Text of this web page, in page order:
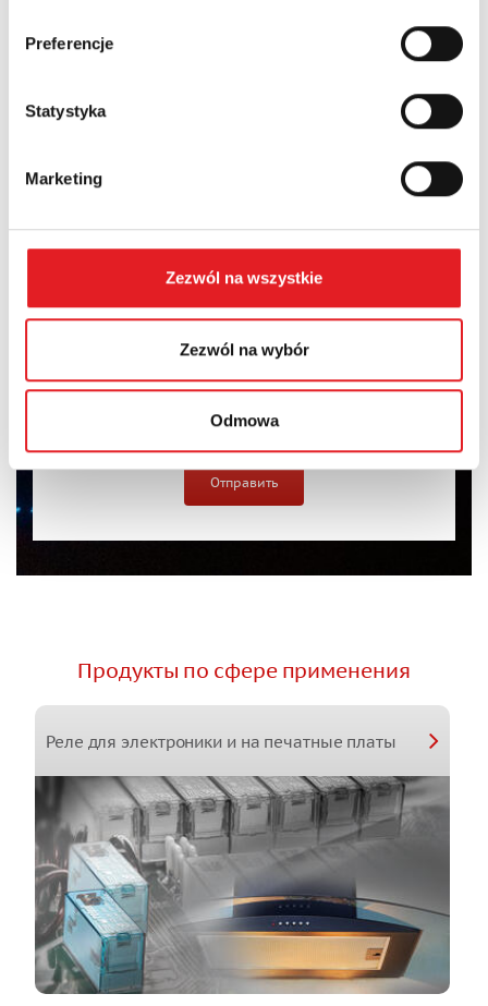
Preferencje
Statystyka
Marketing
Zezwól na wszystkie
Zezwól na wybór
Odmowa
I consent to the processing of my personal data by Relpol
S.A. More information on the processing of personal data
Privacy Policy*
I have read thePrivacy Policy*
Продукты по сфере применения
Реле для электроники и на печатные платы